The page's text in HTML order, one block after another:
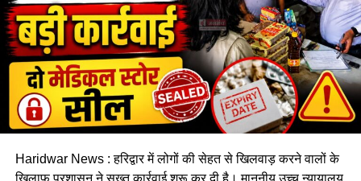
सामान्य रूट
दिल्ली → मेरठ → मुजफ्फरनगर → नारसन → मंगलौर → कोर कॉलेज →
ख्याति ढाबा → गुरुकुल कांगड़ी → शंकराचार्य चौक → हरिद्वार
पार्किंग
अलकनंदा पार्किंग
Haridwar News : हरिद्वार में लोगों की सेहत से खिलवाड़ करने वालों के
खिलाफ प्रशासन ने सख्त कार्रवाई शुरू कर दी है। माननीय उच्च न्यायालय